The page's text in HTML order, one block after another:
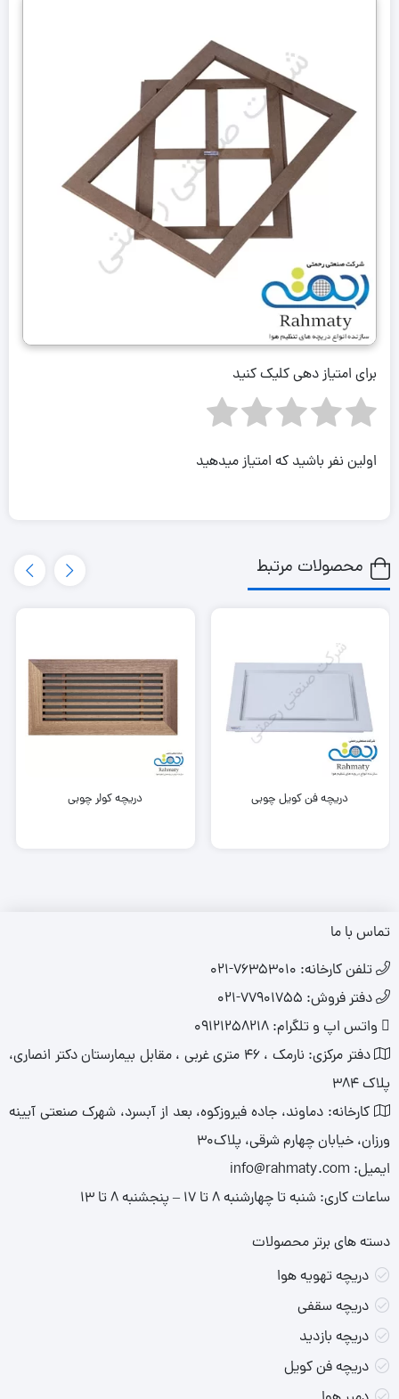
برای امتیاز دهی کلیک کنید
اولین نفر باشید که امتیاز میدهید
محصولات مرتبط
دریچه فن کویل چوبی دریچه کولر چوبی
تماس با ما
تلفن کارخانه: ۷۶۳۵۳۰۱۰-۰۲۱
دفتر فروش: 77901755-021
واتس اپ و تلگرام: 09121258218​
دفتر مرکزی: نارمک ، ۴۶ متری غربی ، مقابل بیمارستان دکتر انصاری،
پلاک ۳۸۴
کارخانه: دماوند، جاده فیروزکوه، بعد از آبسرد، شهرک صنعتی آیینه
ورزان، خیابان چهارم شرقی، پلاک۳۰
ایمیل: info@rahmaty.com
ساعات کاری: شنبه تا چهارشنبه ۸ تا ۱۷ – پنجشنبه ۸ تا ۱۳
دسته های برتر محصولات
دریچه تهویه هوا
دریچه سقفی
دریچه بازدید
دریچه فن کویل